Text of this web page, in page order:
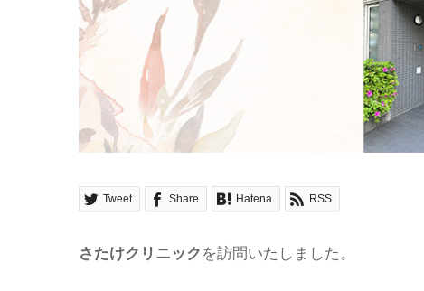
Tweet Share Hatena RSS
さたけクリニック を訪問いたしました。